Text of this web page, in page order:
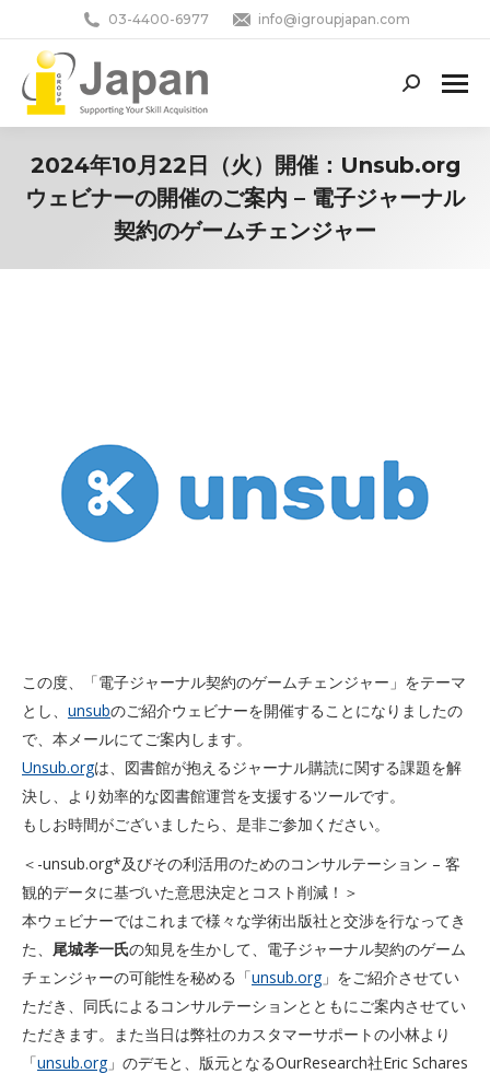
03-4400-6977 info@igroupjapan.com
Search:
2024年10月22日（火）開催：Unsub.org
ウェビナーの開催のご案内 – 電子ジャーナル
契約のゲームチェンジャー
この度、「電子ジャーナル契約のゲームチェンジャー」をテーマ
とし、 unsubのご紹介ウェビナーを開催することになりましたの
で、本メールにてご案内します。
Unsub.orgは、図書館が抱えるジャーナル購読に関する課題を解
決し、より効率的な図書館運営を支援するツールです。
もしお時間がございましたら、是非ご参加ください。
＜-unsub.org*及びその利活用のためのコンサルテーション – 客
観的データに基づいた意思決定とコスト削減！＞
本ウェビナーではこれまで様々な学術出版社と交渉を行なってき
た、 尾城孝一氏の知見を生かして、電子ジャーナル契約のゲーム
チェンジャーの可能性を秘める「unsub.org」をご紹介させてい
ただき、同氏によるコンサルテーションとともにご案内させてい
ただきます。また当日は弊社のカスタマーサポートの小林より
「unsub.org」のデモと、版元となるOurResearch社Eric Schares